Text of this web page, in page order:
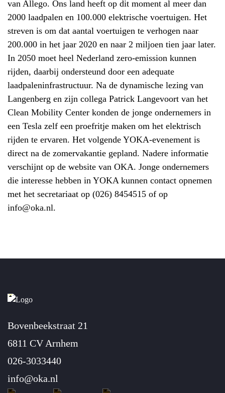
van Allego. Ons land heeft op dit moment al meer dan
2000 laadpalen en 100.000 elektrische voertuigen. Het
streven is om dat aantal voertuigen te verhogen naar
200.000 in het jaar 2020 en naar 2 miljoen tien jaar later.
In 2050 moet heel Nederland zero-emission kunnen
rijden, daarbij ondersteund door een adequate
laadpaleninfrastructuur. Na de dynamische lezing van
Langenberg en zijn collega Patrick Langevoort van het
Clean Mobility Center konden de jonge ondernemers in
een Tesla zelf een proefritje maken om het elektrisch
rijden te ervaren. Het volgende YOKA-evenement is
direct na de zomervakantie gepland. Nadere informatie
verschijnt op de website van OKA. Jonge ondernemers
die interesse hebben in YOKA kunnen contact opnemen
met het secretariaat op (026) 8454515 of op
info@oka.nl.
Bovenbeekstraat 21
6811 CV Arnhem
026-3033440
info@oka.nl